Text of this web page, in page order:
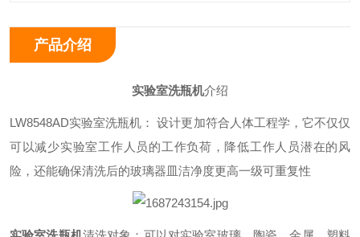
产品介绍
实验室洗瓶机介绍
LW8548AD实验室洗瓶机：
设计更加符合人体工程学，它不仅仅
可以减少实验室工作人员的工作负荷，降低工作人员潜在的风
险，还能确保清洗后的玻璃器皿洁净度更高一级可重复性